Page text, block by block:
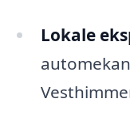
Lokale